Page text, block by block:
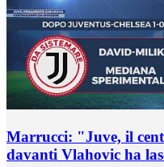
Marrucci: "Juve, il
davanti Vlahovic ha